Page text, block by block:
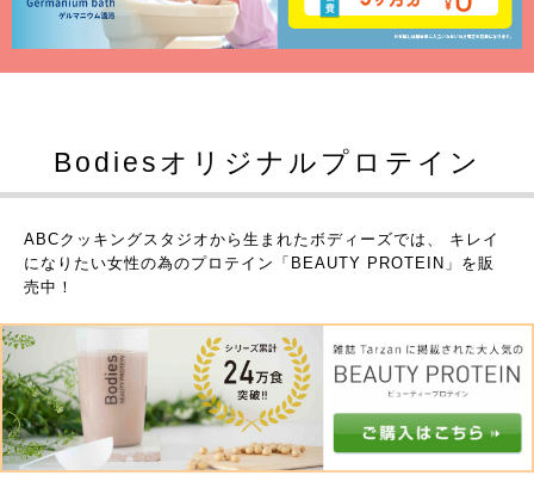
Bodiesオリジナルプロテイン
ABCクッキングスタジオから生まれたボディーズでは、
キレイ
になりたい女性の為のプロテイン「BEAUTY PROTEIN」を販
売中！